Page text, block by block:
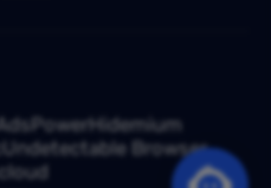
Hidemium
Undetectable Browser